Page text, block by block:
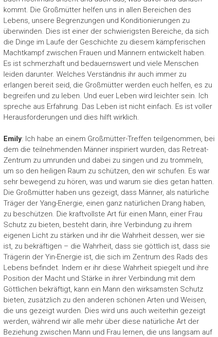
kommt. Die Großmütter helfen uns in allen Bereichen des
Lebens, unsere Begrenzungen und Konditionierungen zu
überwinden. Dies ist einer der schwierigsten Bereiche, da sich
die Dinge im Laufe der Geschichte zu diesem kämpferischen
Machtkampf zwischen Frauen und Männern entwickelt haben.
Es ist schmerzhaft und bedauernswert und viele Menschen
leiden darunter. Welches Verständnis ihr auch immer zu
erlangen bereit seid, die Großmütter werden euch helfen, es zu
begreifen und zu leben. Und euer Leben wird leichter sein. Ich
spreche aus Erfahrung. Das Leben ist nicht einfach. Es ist voller
Herausforderungen und dies hilft wirklich.
Emily: Ich habe an einem Großmütter-Treffen teilgenommen, bei
dem die teilnehmenden Männer inspiriert wurden, das Retreat-
Zentrum zu umrunden und dabei zu singen und zu trommeln,
um so den heiligen Raum zu schützen, den wir schufen. Es war
sehr bewegend zu hören, was und warum sie dies getan hatten.
Die Großmütter haben uns gezeigt, dass Männer, als natürliche
Träger der Yang-Energie, einen ganz natürlichen Drang haben,
zu beschützen. Die kraftvollste Art für einen Mann, einer Frau
Schutz zu bieten, besteht darin, ihre Verbindung zu ihrem
eigenen Licht zu stärken und ihr die Wahrheit dessen, wer sie
ist, zu bekräftigen – die Wahrheit, dass sie göttlich ist, dass sie
Trägerin der Yin-Energie ist, die sich im Zentrum des Rads des
Lebens befindet. Indem er ihr diese Wahrheit spiegelt und ihre
Position der Macht und Stärke in ihrer Verbindung mit dem
Göttlichen bekräftigt, kann ein Mann den wirksamsten Schutz
bieten, zusätzlich zu den anderen schönen Arten und Weisen,
die uns gezeigt wurden. Dies wird uns auch weiterhin gezeigt
werden, während wir alle mehr über diese natürliche Art der
Beziehung zwischen Mann und Frau lernen, die uns langsam auf